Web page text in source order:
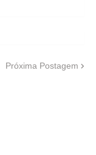
Próxima Postagem